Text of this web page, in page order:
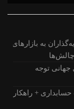
به بازارهای
جهانی توجه
حسابداری + راهکار